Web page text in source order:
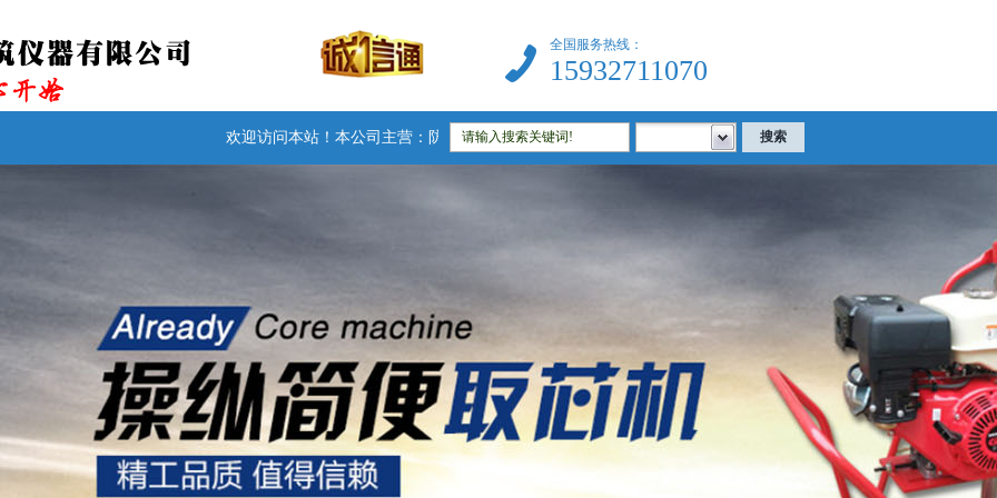
全国服务热线：
15932711070
欢迎访问本站！本公司主营：防水卷材检测仪器|建筑试验仪器|公路试验仪器|土工试验仪器|沥青试验仪器|混凝土试